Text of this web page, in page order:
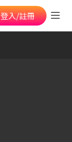
登入/註冊